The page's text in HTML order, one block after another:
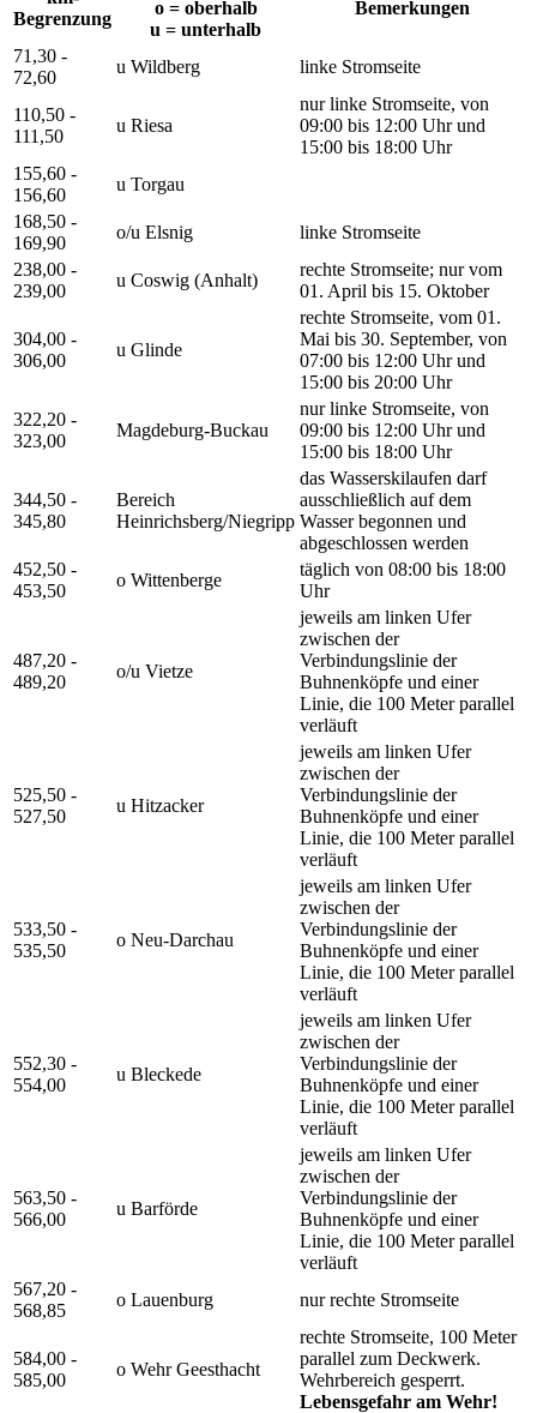
Begrenzung
o = oberhalb
u = unterhalb
Bemerkungen
71,30 -
72,60
u Wildberg linke Stromseite
110,50 -
111,50
u Riesa
nur linke Stromseite, von
09:00 bis 12:00 Uhr und
15:00 bis 18:00 Uhr
155,60 -
156,60
u Torgau
168,50 -
169,90
o/u Elsnig
linke Stromseite
238,00 -
239,00
u Coswig (Anhalt)
rechte Stromseite; nur vom
01. April bis 15. Oktober
304,00 -
306,00
u Glinde
rechte Stromseite, vom 01.
Mai bis 30. September, von
07:00 bis 12:00 Uhr und
15:00 bis 20:00 Uhr
322,20 -
323,00
Magdeburg-Buckau
nur linke Stromseite, von
09:00 bis 12:00 Uhr und
15:00 bis 18:00 Uhr
344,50 -
345,80
Bereich
Heinrichsberg/Niegripp
das Wasserskilaufen darf
ausschließlich auf dem
Wasser begonnen und
abgeschlossen werden
452,50 -
453,50
o Wittenberge
täglich von 08:00 bis 18:00
Uhr
487,20 -
489,20
o/u Vietze
jeweils am linken Ufer
zwischen der
Verbindungslinie der
Buhnenköpfe und einer
Linie, die 100 Meter parallel
verläuft
525,50 -
527,50
u Hitzacker
jeweils am linken Ufer
zwischen der
Verbindungslinie der
Buhnenköpfe und einer
Linie, die 100 Meter parallel
verläuft
533,50 -
535,50
o Neu-Darchau
jeweils am linken Ufer
zwischen der
Verbindungslinie der
Buhnenköpfe und einer
Linie, die 100 Meter parallel
verläuft
552,30 -
554,00
u Bleckede
jeweils am linken Ufer
zwischen der
Verbindungslinie der
Buhnenköpfe und einer
Linie, die 100 Meter parallel
verläuft
563,50 -
566,00
u Barförde
jeweils am linken Ufer
zwischen der
Verbindungslinie der
Buhnenköpfe und einer
Linie, die 100 Meter parallel
verläuft
567,20 -
568,85
o Lauenburg nur rechte Stromseite
584,00 -
585,00
o Wehr Geesthacht
rechte Stromseite, 100 Meter
parallel zum Deckwerk.
Wehrbereich gesperrt.
Lebensgefahr am Wehr!